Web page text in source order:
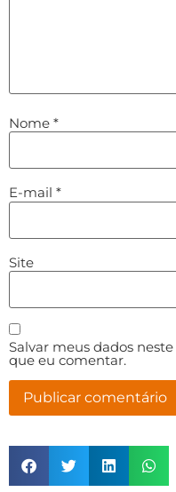
Nome *
E-mail *
Site
Salvar meus dados
que eu comentar.